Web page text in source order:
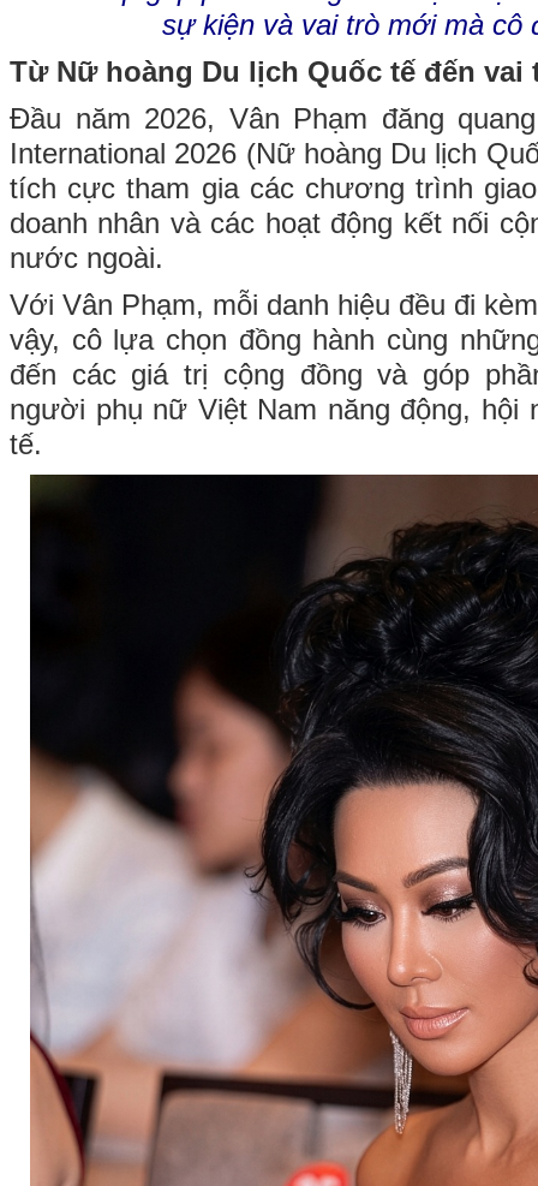
sự kiện và vai trò mới mà cô
Từ Nữ hoàng Du lịch Quốc tế đến vai
Đầu năm 2026, Vân Phạm đăng
International 2026 (Nữ hoàng Du lịch
tích cực tham gia các chương trình
doanh nhân và các hoạt động kết nối
nước ngoài.
Với Vân Phạm, mỗi danh hiệu đều đi
vậy, cô lựa chọn đồng hành cùng
đến các giá trị cộng đồng và góp
người phụ nữ Việt Nam năng động, hội
tế.